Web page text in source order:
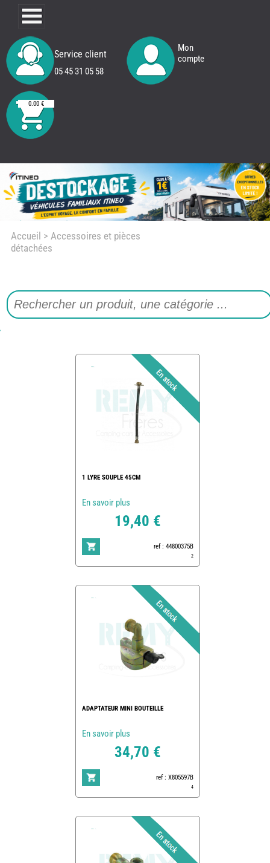
Service client
05 45 31 05 58
Mon
compte
0.00 €
Accueil > Accessoires et pièces
détachées
1 LYRE SOUPLE 45CM
En savoir plus
19,40 €
ref : 44800375B
2
ADAPTATEUR MINI BOUTEILLE
En savoir plus
34,70 €
ref : X805597B
4